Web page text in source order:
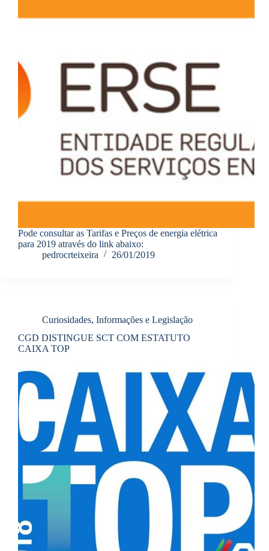
Pode consultar as Tarifas e Preços de energia elétrica
para 2019 através do link abaixo:
pedrocrteixeira
26/01/2019
Curiosidades, Informações e Legislação
CGD DISTINGUE SCT COM ESTATUTO
CAIXA TOP